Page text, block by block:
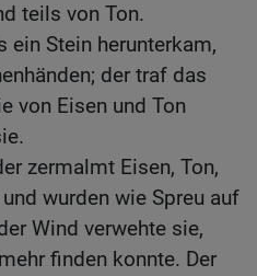
teils von Ton.
ein Stein herunterkam,
der traf das
von Eisen und Ton
zermalmt Eisen, Ton,
wurden wie Spreu auf
Wind verwehte sie,
finden konnte. Der